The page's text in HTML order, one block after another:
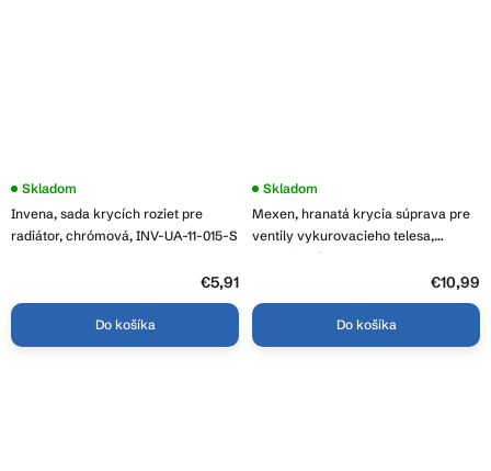
Invena, sada krycích roziet pre
radiátor, chrómová, INV-UA-11-015-S
Skladom
€5,91
Do košíka
Mexen, hranatá krycia súprava pre
ventily vykurovacieho telesa,
antracitová, W910-000-66
Priemerné
produktu
je
Skladom
€10,99
Do košíka